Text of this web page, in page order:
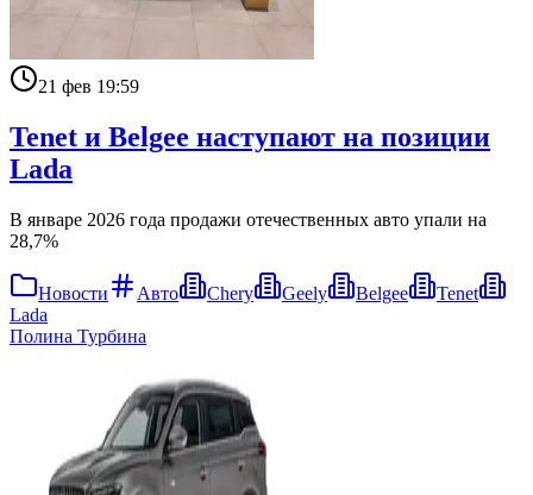
21 фев 19:59
Tenet и Belgee наступают на позиции
Lada
В январе 2026 года продажи отечественных авто упали на
28,7%
Новости Авто Chery Geely Belgee
Tenet
Lada
Полина Турбина